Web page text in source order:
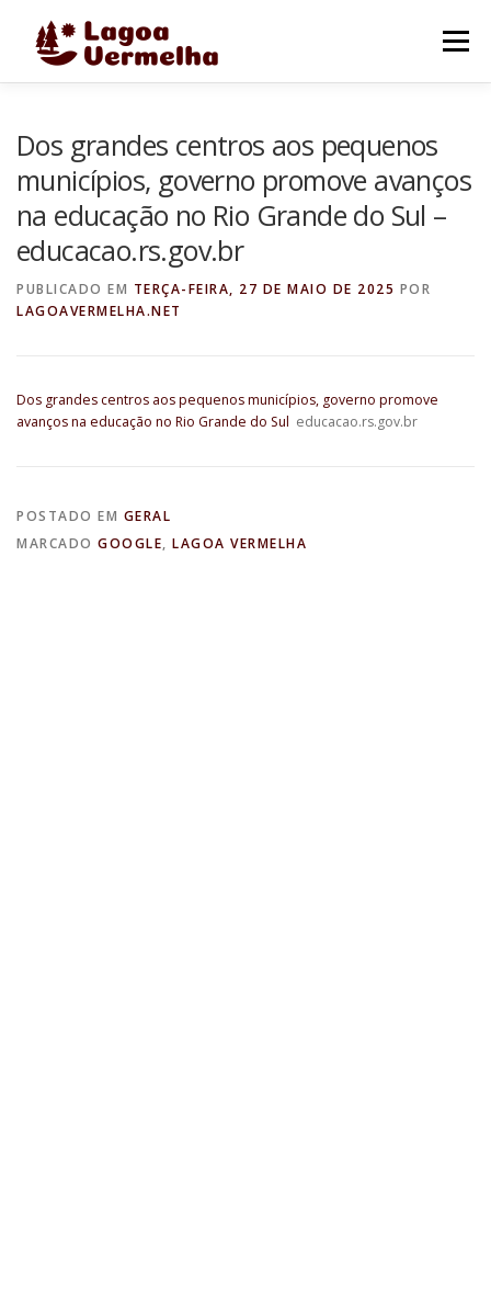
Menu
FALE CONOSCO
Dos grandes centros aos pequenos
municípios, governo promove avanços
na educação no Rio Grande do Sul –
educacao.rs.gov.br
PUBLICADO EM TERÇA-FEIRA, 27 DE MAIO DE 2025 POR
LAGOAVERMELHA.NET
Dos grandes centros aos pequenos municípios, governo promove
avanços na educação no Rio Grande do Sul educacao.rs.gov.br
POSTADO EM GERAL
MARCADO GOOGLE, LAGOA VERMELHA